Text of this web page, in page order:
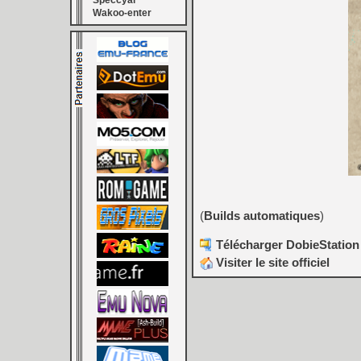
Wakoo-enter
(Builds automatiques)
Télécharger DobieStation
Visiter le site officiel